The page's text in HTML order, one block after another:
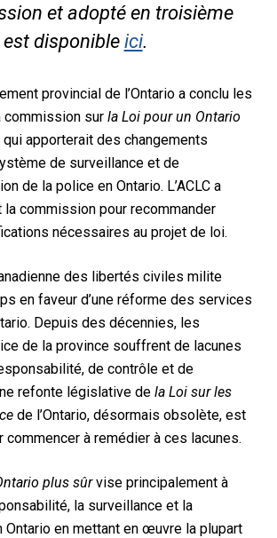
et adopté en troisième
est disponible ici.
provincial de l’Ontario a conclu les
commission sur la Loi pour un Ontario
qui apporterait des changements
de surveillance et de
de la police en Ontario. L’ACLC a
la commission pour recommander
nécessaires au projet de loi.
des libertés civiles milite
en faveur d’une réforme des services
Depuis des décennies, les
de la province souffrent de lacunes
de contrôle et de
refonte législative de la Loi sur les
de l’Ontario, désormais obsolète, est
commencer à remédier à ces lacunes.
plus sûrvise principalement à
la surveillance et la
Ontario en mettant en œuvre la plupart